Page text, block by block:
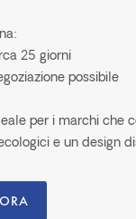
25 giorni
possibile
per i marchi che
e un design